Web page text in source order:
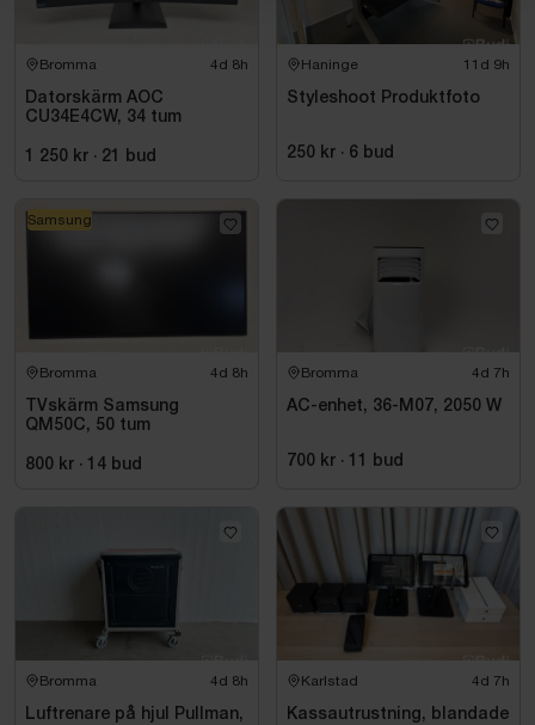
Bromma 4d 8h
Datorskärm AOC
CU34E4CW, 34 tum
1 250 kr · 21 bud
Haninge 11d 9h
Styleshoot Produktfoto
250 kr · 6 bud
Bromma 4d 8h
TVskärm Samsung
QM50C, 50 tum
800 kr · 14 bud
Samsung
Bromma 4d 7h
AC-enhet, 36-M07, 2050 W
700 kr · bud
Bromma 4d 8h
Luftrenare på hjul Pullman,
Karlstad 4d 7h
Kassautrustning, blandade